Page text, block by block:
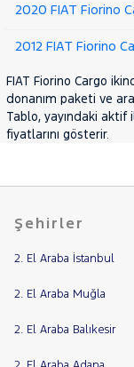
SCUDO
Topolino
FORD
Foton
HYUNDAI
Jaecoo
JEEP
Aktarma
Türü
Garanti
Kampanya
Fırsatlar
İlan
No
2020 FIAT Fiorino
2012 FIAT Fiorino
FIAT Fiorino Cargo
donanım paketi ve
Tablo, yayındaki aktif
fiyatlarını gösterir.
Şehirler
2. El Araba İstanbul
2. El Araba Muğla
2. El Araba Balıkesir